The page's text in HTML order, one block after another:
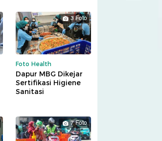
3 Foto
Foto Health
Dapur MBG Dikejar
Sertifikasi Higiene
Sanitasi
7 Foto